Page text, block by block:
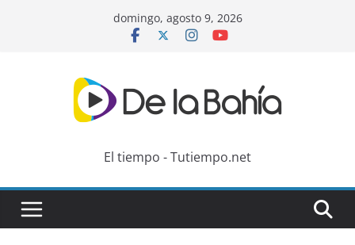
domingo, agosto 9, 2026
El tiempo - Tutiempo.net